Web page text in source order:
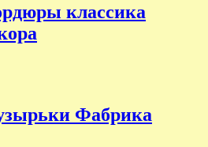
классика
Фабрика